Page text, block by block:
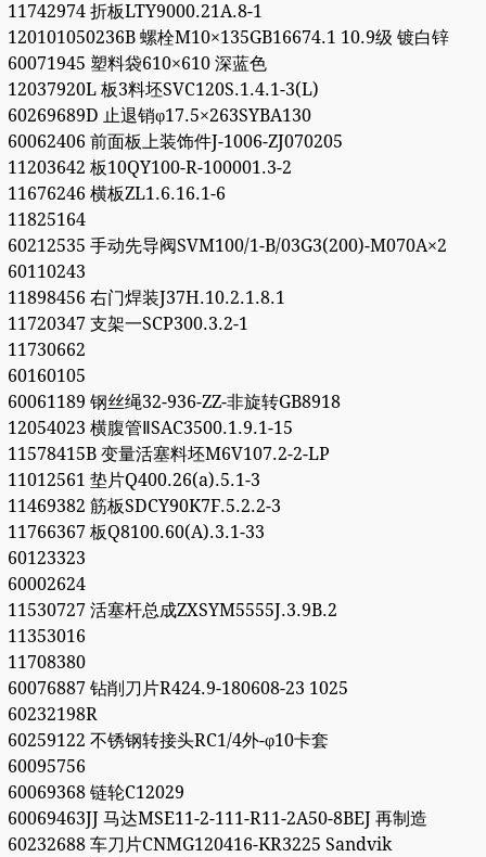
11742974 折板LTY9000.21A.8-1
120101050236B 螺栓M10×135GB16674.1 10.9级 镀白锌
60071945 塑料袋610×610 深蓝色
12037920L 板3料坯SVC120S.1.4.1-3(L)
60269689D 止退销φ17.5×263SYBA130
60062406 前面板上装饰件J-1006-ZJ070205
11203642 板10QY100-R-100001.3-2
11676246 横板ZL1.6.16.1-6
11825164
60212535 手动先导阀SVM100/1-B/03G3(200)-M070A×2
60110243
11898456 右门焊装J37H.10.2.1.8.1
11720347 支架一SCP300.3.2-1
11730662
60160105
60061189 钢丝绳32-936-ZZ-非旋转GB8918
12054023 横腹管ⅡSAC3500.1.9.1-15
11578415B 变量活塞料坯M6V107.2-2-LP
11012561 垫片Q400.26(a).5.1-3
11469382 筋板SDCY90K7F.5.2.2-3
11766367 板Q8100.60(A).3.1-33
60123323
60002624
11530727 活塞杆总成ZXSYM5555J.3.9B.2
11353016
11708380
60076887 钻削刀片R424.9-180608-23 1025
60232198R
60259122 不锈钢转接头RC1/4外-φ10卡套
60095756
60069368 链轮C12029
60069463JJ 马达MSE11-2-111-R11-2A50-8BEJ 再制造
60232688 车刀片CNMG120416-KR3225 Sandvik